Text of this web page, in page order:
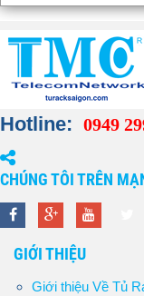
Hotline: 0949
CHÚNG TÔI TRÊN
GIỚI THIỆU
Giới thiệu Về Tủ